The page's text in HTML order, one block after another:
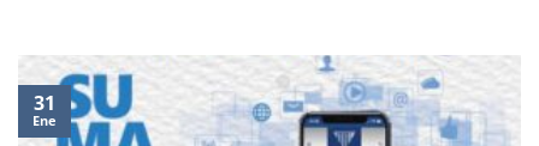
31
Ene